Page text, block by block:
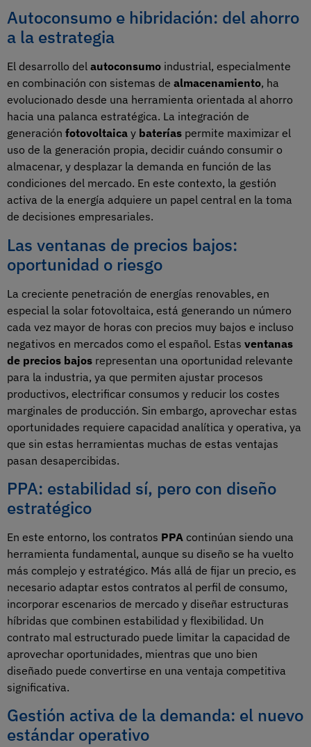
Autoconsumo e hibridación: del ahorro
a la estrategia
El desarrollo del autoconsumo industrial, especialmente
en combinación con sistemas de almacenamiento, ha
evolucionado desde una herramienta orientada al ahorro
hacia una palanca estratégica. La integración de
generación fotovoltaica y baterías permite maximizar el
uso de la generación propia, decidir cuándo consumir o
almacenar, y desplazar la demanda en función de las
condiciones del mercado. En este contexto, la gestión
activa de la energía adquiere un papel central en la toma
de decisiones empresariales.
Las ventanas de precios bajos:
oportunidad o riesgo
La creciente penetración de energías renovables, en
especial la solar fotovoltaica, está generando un número
cada vez mayor de horas con precios muy bajos e incluso
negativos en mercados como el español. Estas ventanas
de precios bajos representan una oportunidad relevante
para la industria, ya que permiten ajustar procesos
productivos, electrificar consumos y reducir los costes
marginales de producción. Sin embargo, aprovechar estas
oportunidades requiere capacidad analítica y operativa, ya
que sin estas herramientas muchas de estas ventajas
pasan desapercibidas.
PPA: estabilidad sí, pero con diseño
estratégico
En este entorno, los contratos PPA continúan siendo una
herramienta fundamental, aunque su diseño se ha vuelto
más complejo y estratégico. Más allá de fijar un precio, es
necesario adaptar estos contratos al perfil de consumo,
incorporar escenarios de mercado y diseñar estructuras
híbridas que combinen estabilidad y flexibilidad. Un
contrato mal estructurado puede limitar la capacidad de
aprovechar oportunidades, mientras que uno bien
diseñado puede convertirse en una ventaja competitiva
significativa.
Gestión activa de la demanda: el nuevo
estándar operativo